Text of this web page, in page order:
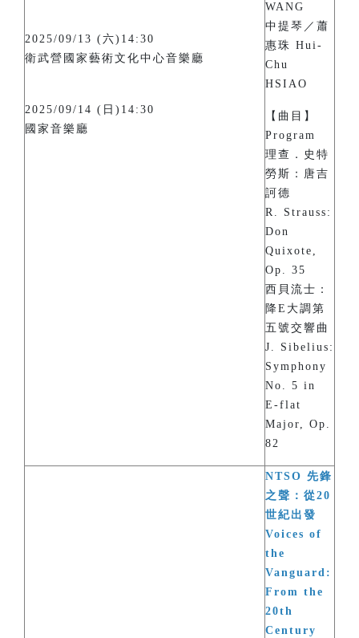
2025/09/13 (六)14:30
衛武營國家藝術文化中心音樂廳
2025/09/14 (日)14:30
國家音樂廳
WANG
中提琴／蕭
惠珠 Hui-
Chu
HSIAO
【曲目】
Program
理查．史特
勞斯：唐吉
訶德
R. Strauss:
Don
Quixote,
Op. 35
西貝流士：
降E大調第
五號交響曲
J. Sibelius:
Symphony
No. 5 in
E-flat
Major, Op.
82
NTSO 先鋒
之聲：從20
世紀出發
Voices of
the
Vanguard:
From the
20th
Century